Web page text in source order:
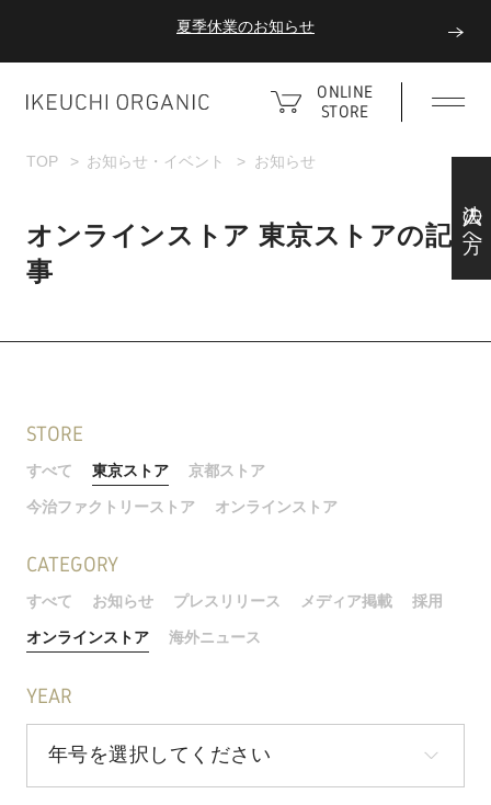
夏季休業のお知らせ
ダブルポイント！夏をアクティブに楽しむ夏タオル
夏季休業のお知らせ
ONLINE
STORE
法人の方へ
TOP お知らせ・イベント お知らせ
オンラインストア 東京ストアの記
事
STORE
すべて 東京ストア 京都ストア
今治ファクトリーストア オンラインストア
CATEGORY
すべて お知らせ プレスリリース メディア掲載 採用
オンラインストア 海外ニュース
YEAR